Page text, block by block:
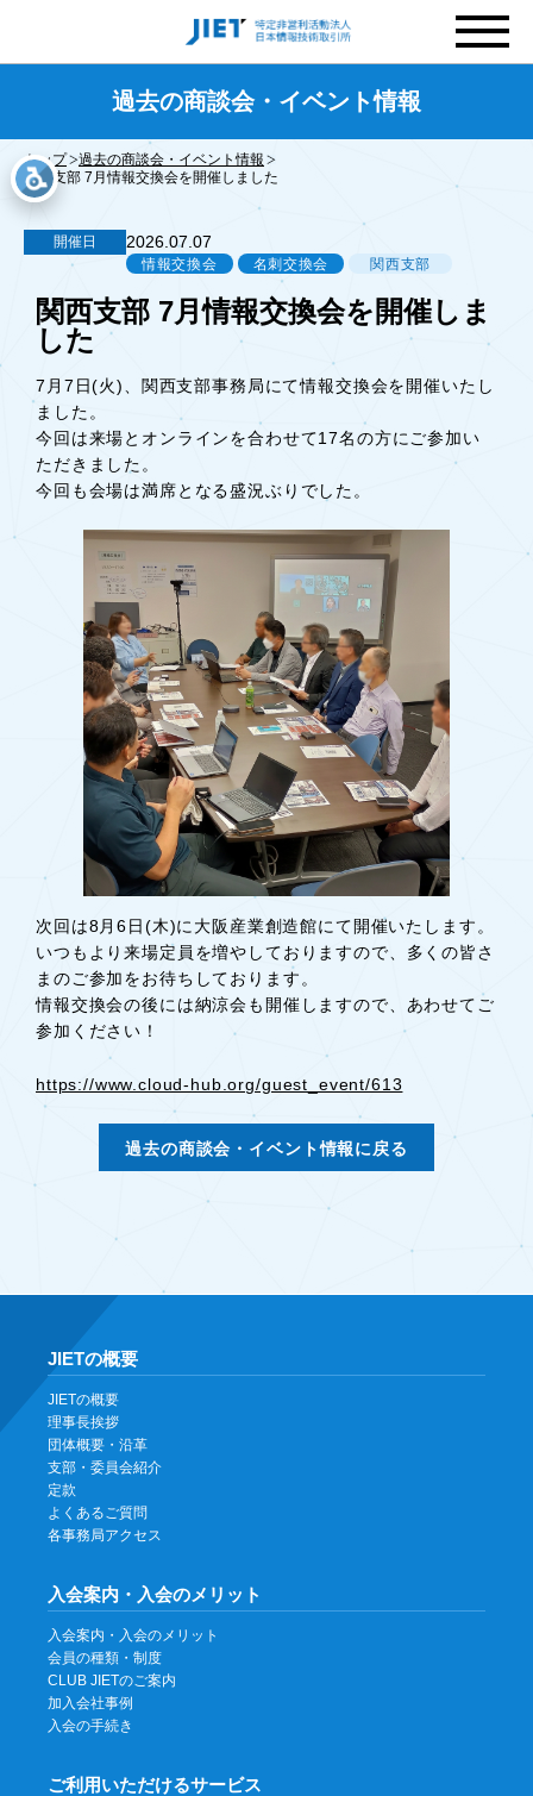
過去の商談会・イベント情報
トップ
過去の商談会・イベント情報
関西支部 7月情報交換会を開催しました
開催日 2026.07.07
情報交換会 名刺交換会 関西支部
関西支部 7月情報交換会を開催しま
した
7月7日(火)、関西支部事務局にて情報交換会を開催いたし
ました。
今回は来場とオンラインを合わせて17名の方にご参加い
ただきました。
今回も会場は満席となる盛況ぶりでした。
次回は8月6日(木)に大阪産業創造館にて開催いたします。
いつもより来場定員を増やしておりますので、多くの皆さ
まのご参加をお待ちしております。
情報交換会の後には納涼会も開催しますので、あわせてご
参加ください！
https://www.cloud-hub.org/guest_event/613
過去の商談会・イベント情報に戻る
JIETの概要
JIETの概要
理事長挨拶
団体概要・沿革
支部・委員会紹介
定款
よくあるご質問
各事務局アクセス
入会案内・入会のメリット
入会案内・入会のメリット
会員の種類・制度
CLUB JIETのご案内
加入会社事例
入会の手続き
ご利用いただけるサービス